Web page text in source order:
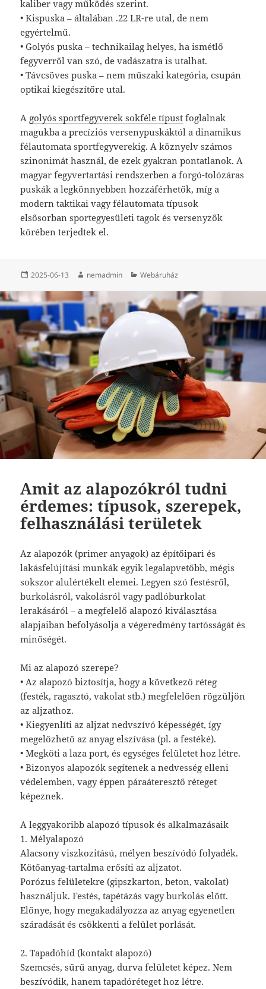
kaliber vagy működés szerint.
• Kispuska – általában .22 LR-re utal, de nem
egyértelmű.
• Golyós puska – technikailag helyes, ha ismétlő
fegyverről van szó, de vadászatra is utalhat.
• Távcsöves puska – nem műszaki kategória, csupán
optikai kiegészítőre utal.
A golyós sportfegyverek sokféle típust foglalnak
magukba a precíziós versenypuskáktól a dinamikus
félautomata sportfegyverekig. A köznyelv számos
szinonimát használ, de ezek gyakran pontatlanok. A
magyar fegyvertartási rendszerben a forgó-tolózáras
puskák a legkönnyebben hozzáférhetők, míg a
modern taktikai vagy félautomata típusok
elsősorban sportegyesületi tagok és versenyzők
körében terjedtek el.
Közzétéve
2025-06-13 Szerző
nemadmin Kategória
Webáruház
Amit az alapozókról tudni
érdemes: típusok, szerepek,
felhasználási területek
Az alapozók (primer anyagok) az építőipari és
lakásfelújítási munkák egyik legalapvetőbb, mégis
sokszor alulértékelt elemei. Legyen szó festésről,
burkolásról, vakolásról vagy padlóburkolat
lerakásáról – a megfelelő alapozó kiválasztása
alapjaiban befolyásolja a végeredmény tartósságát és
minőségét.
Mi az alapozó szerepe?
• Az alapozó biztosítja, hogy a következő réteg
(festék, ragasztó, vakolat stb.) megfelelően rögzüljön
az aljzathoz.
• Kiegyenlíti az aljzat nedvszívó képességét, így
megelőzhető az anyag elszívása (pl. a festéké).
• Megköti a laza port, és egységes felületet hoz létre.
• Bizonyos alapozók segítenek a nedvesség elleni
védelemben, vagy éppen páraáteresztő réteget
képeznek.
A leggyakoribb alapozó típusok és alkalmazásaik
1. Mélyalapozó
Alacsony viszkozitású, mélyen beszívódó folyadék.
Kötőanyag-tartalma erősíti az aljzatot.
Porózus felületekre (gipszkarton, beton, vakolat)
használjuk. Festés, tapétázás vagy burkolás előtt.
Előnye, hogy megakadályozza az anyag egyenetlen
száradását és csökkenti a felület porlását.
2. Tapadóhíd (kontakt alapozó)
Szemcsés, sűrű anyag, durva felületet képez. Nem
beszívódik, hanem tapadóréteget hoz létre.